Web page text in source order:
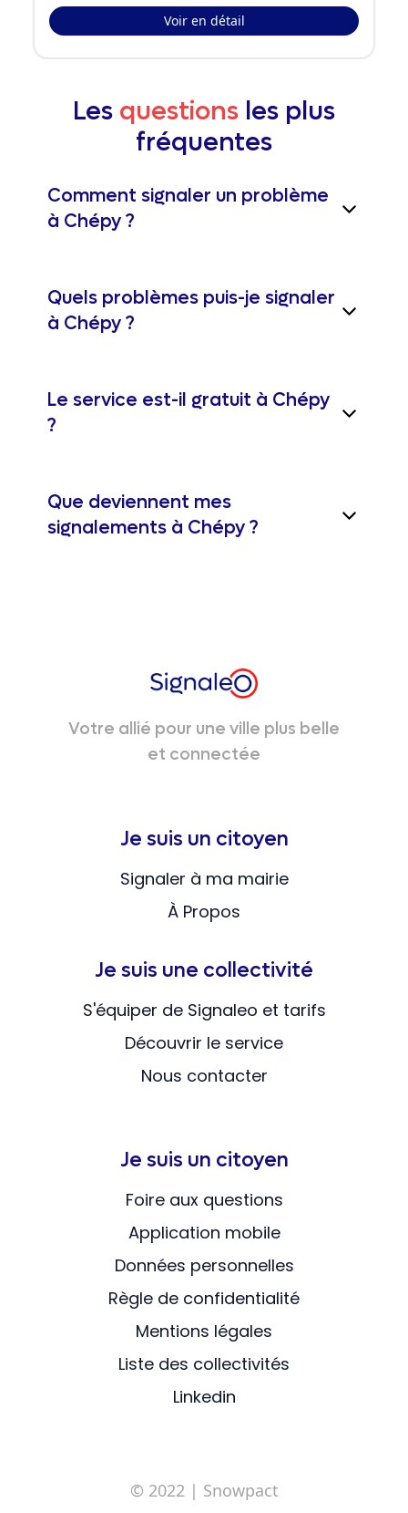
Voir en détail
Les questions les plus
fréquentes
Comment signaler un problème
à Chépy ?
Quels problèmes puis-je signaler
à Chépy ?
Le service est-il gratuit à Chépy
?
Que deviennent mes
signalements à Chépy ?
Votre allié pour une ville plus belle
et connectée
Je suis un citoyen
Signaler à ma mairie
À Propos
Je suis une collectivité
S'équiper de Signaleo et tarifs
Découvrir le service
Nous contacter
Je suis un citoyen
Foire aux questions
Application mobile
Données personnelles
Règle de confidentialité
Mentions légales
Liste des collectivités
Linkedin
© 2022 | Snowpact